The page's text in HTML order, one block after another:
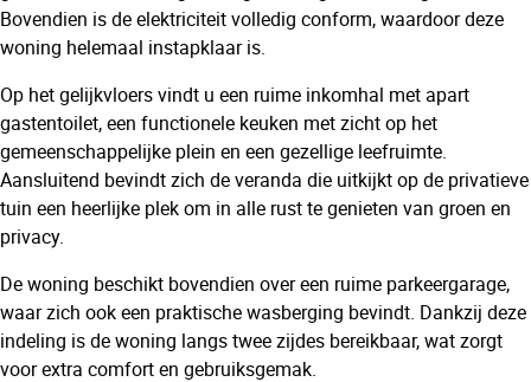
Bovendien is de elektriciteit volledig conform, waardoor deze
woning helemaal instapklaar is.
Op het gelijkvloers vindt u een ruime inkomhal met apart
gastentoilet, een functionele keuken met zicht op het
gemeenschappelijke plein en een gezellige leefruimte.
Aansluitend bevindt zich de veranda die uitkijkt op de privatieve
tuin een heerlijke plek om in alle rust te genieten van groen en
privacy.
De woning beschikt bovendien over een ruime parkeergarage,
waar zich ook een praktische wasberging bevindt. Dankzij deze
indeling is de woning langs twee zijdes bereikbaar, wat zorgt
voor extra comfort en gebruiksgemak.